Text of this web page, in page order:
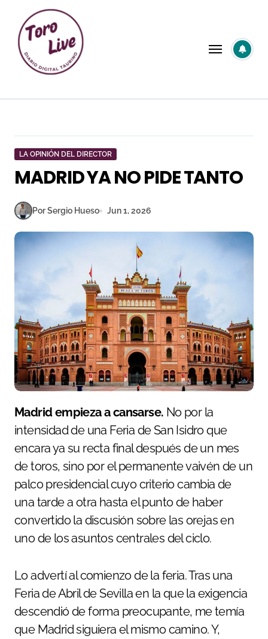
contenido
LA OPINIÓN DEL DIRECTOR
MADRID YA NO PIDE TANTO
Por Sergio Hueso Jun 1, 2026
Madrid empieza a cansarse. No por la
intensidad de una Feria de San Isidro que
encara ya su recta final después de un mes
de toros, sino por el permanente vaivén de un
palco presidencial cuyo criterio cambia de
una tarde a otra hasta el punto de haber
convertido la discusión sobre las orejas en
uno de los asuntos centrales del ciclo.
Lo advertí al comienzo de la feria. Tras una
Feria de Abril de Sevilla en la que la exigencia
descendió de forma preocupante, me temía
que Madrid siguiera el mismo camino. Y,